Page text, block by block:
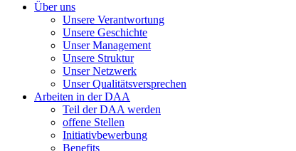
Über uns
Unsere Verantwortung
Unsere Geschichte
Unser Management
Unsere Struktur
Unser Netzwerk
Unser Qualitätsversprechen
Arbeiten in der DAA
Teil der DAA werden
offene Stellen
Initiativbewerbung
Benefits